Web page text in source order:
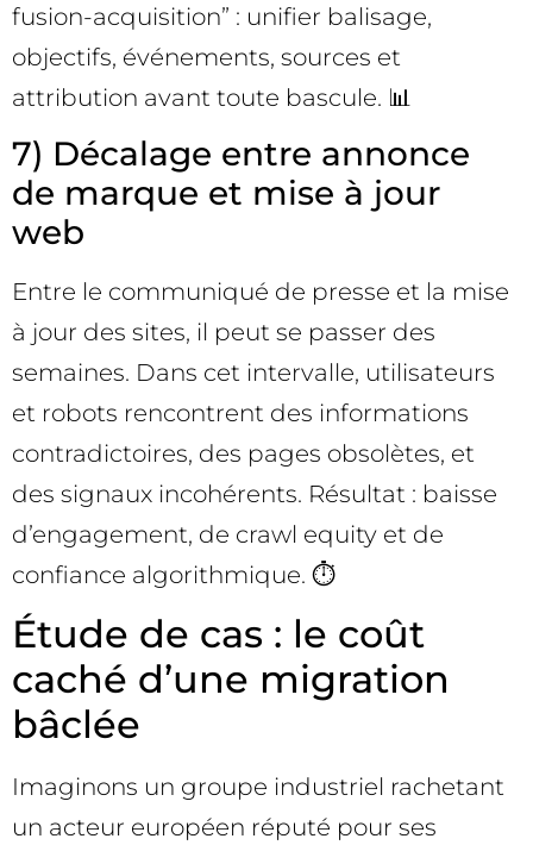
fusion-acquisition” : unifier balisage,
objectifs, événements, sources et
attribution avant toute bascule. 📊
7) Décalage entre annonce
de marque et mise à jour
web
Entre le communiqué de presse et la mise
à jour des sites, il peut se passer des
semaines. Dans cet intervalle, utilisateurs
et robots rencontrent des informations
contradictoires, des pages obsolètes, et
des signaux incohérents. Résultat : baisse
d’engagement, de crawl equity et de
confiance algorithmique. ⏱️
Étude de cas : le coût
caché d’une migration
bâclée
Imaginons un groupe industriel rachetant
un acteur européen réputé pour ses